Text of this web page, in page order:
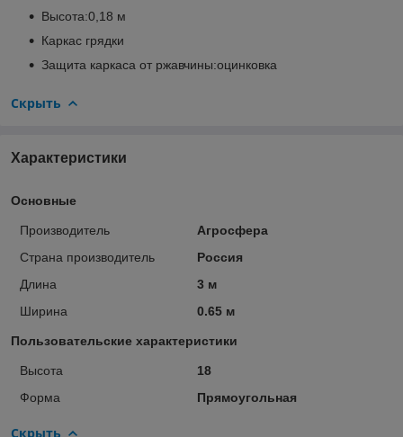
Высота:0,18 м
Каркас грядки
Защита каркаса от ржавчины:оцинковка
Скрыть
Характеристики
Основные
Производитель
Агросфера
Страна производитель
Россия
Длина
3 м
Ширина
0.65 м
Пользовательские характеристики
Высота
18
Форма
Прямоугольная
Скрыть